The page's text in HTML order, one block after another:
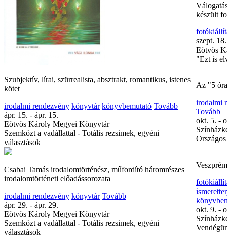
Szubjektív, lírai, szürrealista, absztrakt, romantikus, istenes
kötet
irodalmi rendezvény könyvtár könyvbemutató Tovább
ápr. 15. - ápr. 15.
Eötvös Károly Megyei Könyvtár
Szemközt a vadállattal - Totális rezsimek, egyéni
választások
Csabai Tamás irodalomtörténész, műfordító háromrészes
irodalomtörténeti előadássorozata
irodalmi rendezvény könyvtár Tovább
ápr. 29. - ápr. 29.
Eötvös Károly Megyei Könyvtár
Szemközt a vadállattal - Totális rezsimek, egyéni
választások
készült
szept.
Eötvös
"Ezt is
Az "5
irodalmi
Tovább
okt. 5. -
okt. 9. -